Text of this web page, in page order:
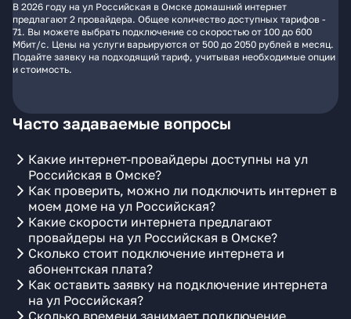
В 2026 году на ул Российская в Омске домашний интернет
предлагают 2 провайдера. Общее количество доступных тарифов -
71. Вы можете выбрать подключение со скоростью от 100 до 600
Мбит/с. Цены на услуги варьируются от 500 до 2050 рублей в месяц.
Подайте заявку на подходящий тариф, учитывая необходимые опции
и стоимость.
Часто задаваемые вопросы
Какие интернет-провайдеры доступны на ул
Российская в Омске?
Как проверить, можно ли подключить интернет в
моем доме на ул Российская?
Какие скорости интернета предлагают
провайдеры на ул Российская в Омске?
Сколько стоит подключение интернета и
абонентская плата?
Как оставить заявку на подключение интернета
на ул Российская?
Сколько времени занимает подключение